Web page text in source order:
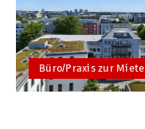
Büro/Praxis zur Miete